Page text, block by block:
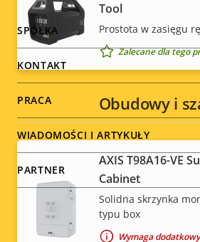
Tool
Prostota w zasięgu
Zalecane dla tego
Obudowy i
AXIS T98A16-VE
Cabinet
Solidna skrzynka
typu box
Wymaga
Footer
menu
SPÓŁKA
KONTAKT
PRACA
WIADOMOŚCI I ARTYKUŁY
PARTNER